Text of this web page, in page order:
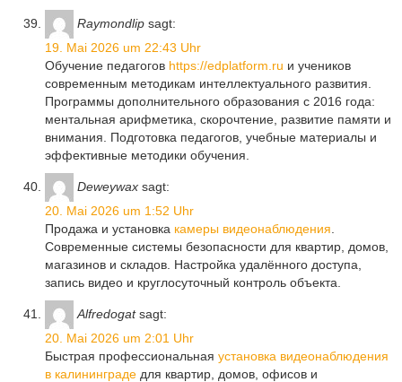
Raymondlip sagt:
19. Mai 2026 um 22:43 Uhr
Обучение педагогов https://edplatform.ru и учеников
современным методикам интеллектуального развития.
Программы дополнительного образования с 2016 года:
ментальная арифметика, скорочтение, развитие памяти и
внимания. Подготовка педагогов, учебные материалы и
эффективные методики обучения.
Deweywax sagt:
20. Mai 2026 um 1:52 Uhr
Продажа и установка камеры видеонаблюдения
Современные системы безопасности для квартир, домов,
магазинов и складов. Настройка удалённого доступа,
запись видео и круглосуточный контроль объекта.
Alfredogat sagt:
20. Mai 2026 um 2:01 Uhr
Быстрая профессиональная установка видеонаблюдения
в калининграде для квартир, домов, офисов и